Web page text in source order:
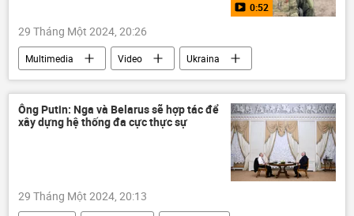
0:52
29 Tháng Một 2024, 20:26
Multimedia Video
Ukraina
Nga
LNR DNR
Moskva
Quân sự
quân đội
Pháo binh
lực lượng vũ trang Nga
chiến dịch
Ông Putin: Nga và Belarus sẽ hợp tác để
xây dựng hệ thống đa cực thực sự
29 Tháng Một 2024, 20:13